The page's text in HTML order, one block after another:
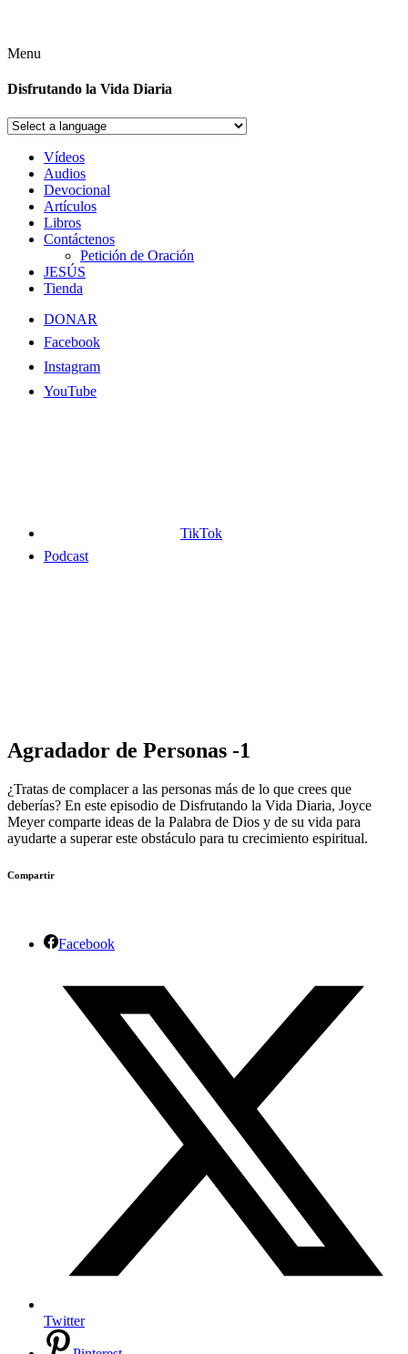
Menu
Disfrutando la Vida Diaria
Vídeos
Audios
Devocional
Artículos
Libros
Contáctenos
Petición de Oración
JESÚS
Tienda
DONAR
Facebook
Instagram
YouTube
TikTok
Podcast
Agradador de Personas -1
¿Tratas de complacer a las personas más de lo que crees que
deberías? En este episodio de Disfrutando la Vida Diaria, Joyce
Meyer comparte ideas de la Palabra de Dios y de su vida para
ayudarte a superar este obstáculo para tu crecimiento espiritual.
Compartir
Facebook
Twitter